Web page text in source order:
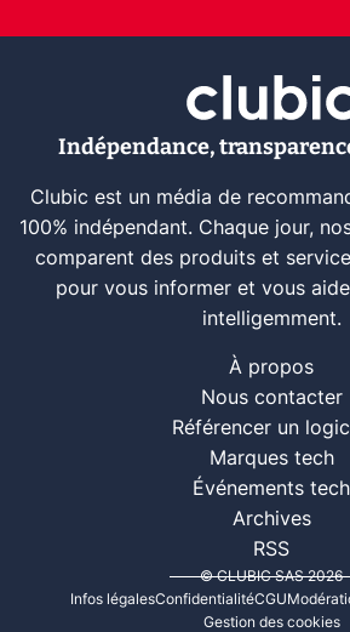
Indépendance,
Clubic est un média de
100% indépendant. Chaque jour,
comparent des produits et
pour vous informer et vous
intelligemment.
À propos
Nous contacter
Référencer un
Marques tech
Événements tech
Archives
RSS
© CLUBIC SAS 2026
Infos légalesConfidentialitéCGU
Gestion des cookies